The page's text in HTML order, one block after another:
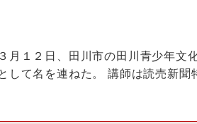
月１２日、田川市の田川青少年文
して名を連ねた。 講師は読売新聞